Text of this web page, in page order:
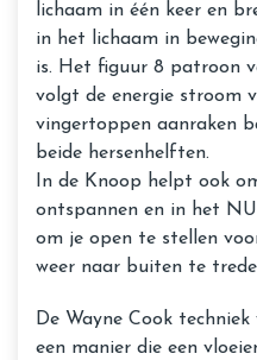
lichaam in één keer en
in het lichaam in
is. Het figuur 8 patroon
volgt de energie stroom
vingertoppen aanraken
beide hersenhelften.
In de Knoop helpt ook
ontspannen en in het
om je open te stellen
weer naar buiten te
De Wayne Cook
een manier die een